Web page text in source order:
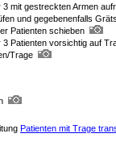
mit gestreckten Armen
und gegebenenfalls
Patienten schieben
Patienten vorsichtig auf
Trage
Patienten mit Trage